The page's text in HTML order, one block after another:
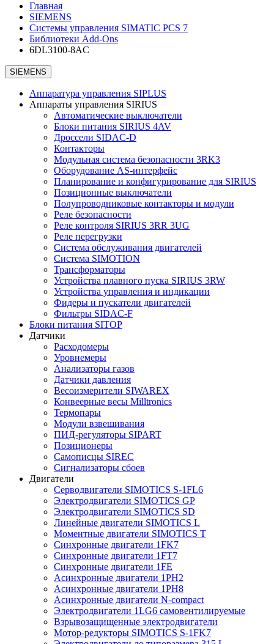
Главная
SIEMENS
Системы управления SIMATIC PCS 7
Библиотеки Add-Ons
6DL3100-8AC
SIEMENS
Аппаратура управления SIPLUS
Аппараты управления SIRIUS
Автоматические выключатели
Блоки питания SIRIUS 4AV
Дроссели SIDAC-D
Контакторы
Модульная система безопасности 3RK3
Оборудование AS-интерфейс
Планирование и конфигурирование для SIRIUS
Позиционные выключатели
Полупроводниковые контакторы и модули
Реле безопасности
Реле контроля SIRIUS 3RR 3UG
Реле перегрузки
Сиcтема обслуживания двигателей
Система SIMOTION
Трансформаторы
Устройства плавного пуска SIRIUS 3RW
Устройства управления и индикации
Фидеры и пускатели двигателей
Фильтры SIDAC-F
Блоки питания SITOP
Датчики
Расходомеры
Уровнемеры
Анализаторы газов
Датчики давления
Весоизмерители SIWAREX
Конвеерные весы Milltronics
Термопары
Модули взвешивания
ПИД-регуляторы SIPART
Позиционеры
Самописцы SIREC
Сигнализаторы сбоев
Двигатели
Серводвигатели SIMOTICS S-1FL6
Электродвигатели SIMOTICS GP
Электродвигатели SIMOTICS SD
Линейные двигатели SIMOTICS L
Моментные двигатели SIMOTICS T
Синхронные двигатели 1FK7
Синхронные двигатели 1FT7
Синхронные двигатели 1FE
Асинхронные двигатели 1PH2
Асинхронные двигатели 1PH8
Асинхронные двигатели N-compact
Электродвигатели 1LG6 cамовентилируемые
Взрывозащищенные электродвигатели
Мотор-редукторы SIMOTICS S-1FK7